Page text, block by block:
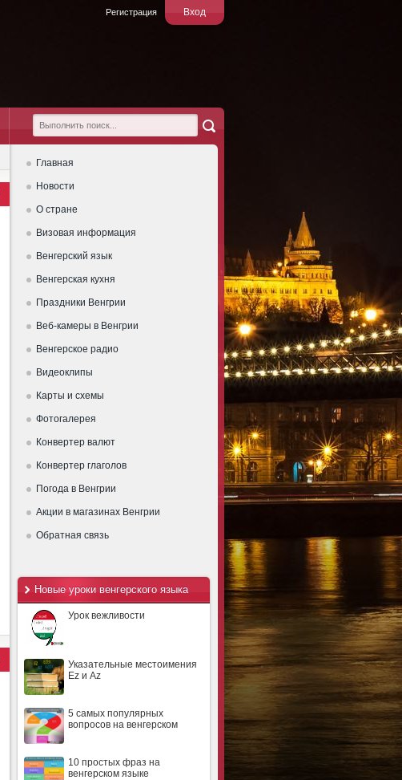
Вход
Регистрация
Главная
Новости
О стране
Визовая информация
Венгерский язык
Венгерская кухня
Праздники Венгрии
Веб-камеры в Венгрии
Венгерское радио
Видеоклипы
Карты и схемы
Фотогалерея
Конвертер валют
Конвертер глаголов
Погода в Венгрии
Акции в магазинах Венгрии
Обратная связь
Новые уроки венгерского языка
Урок вежливости
Указательные местоимения
Ez и Az
5 самых популярных
вопросов на венгерском
10 простых фраз на
венгерском языке